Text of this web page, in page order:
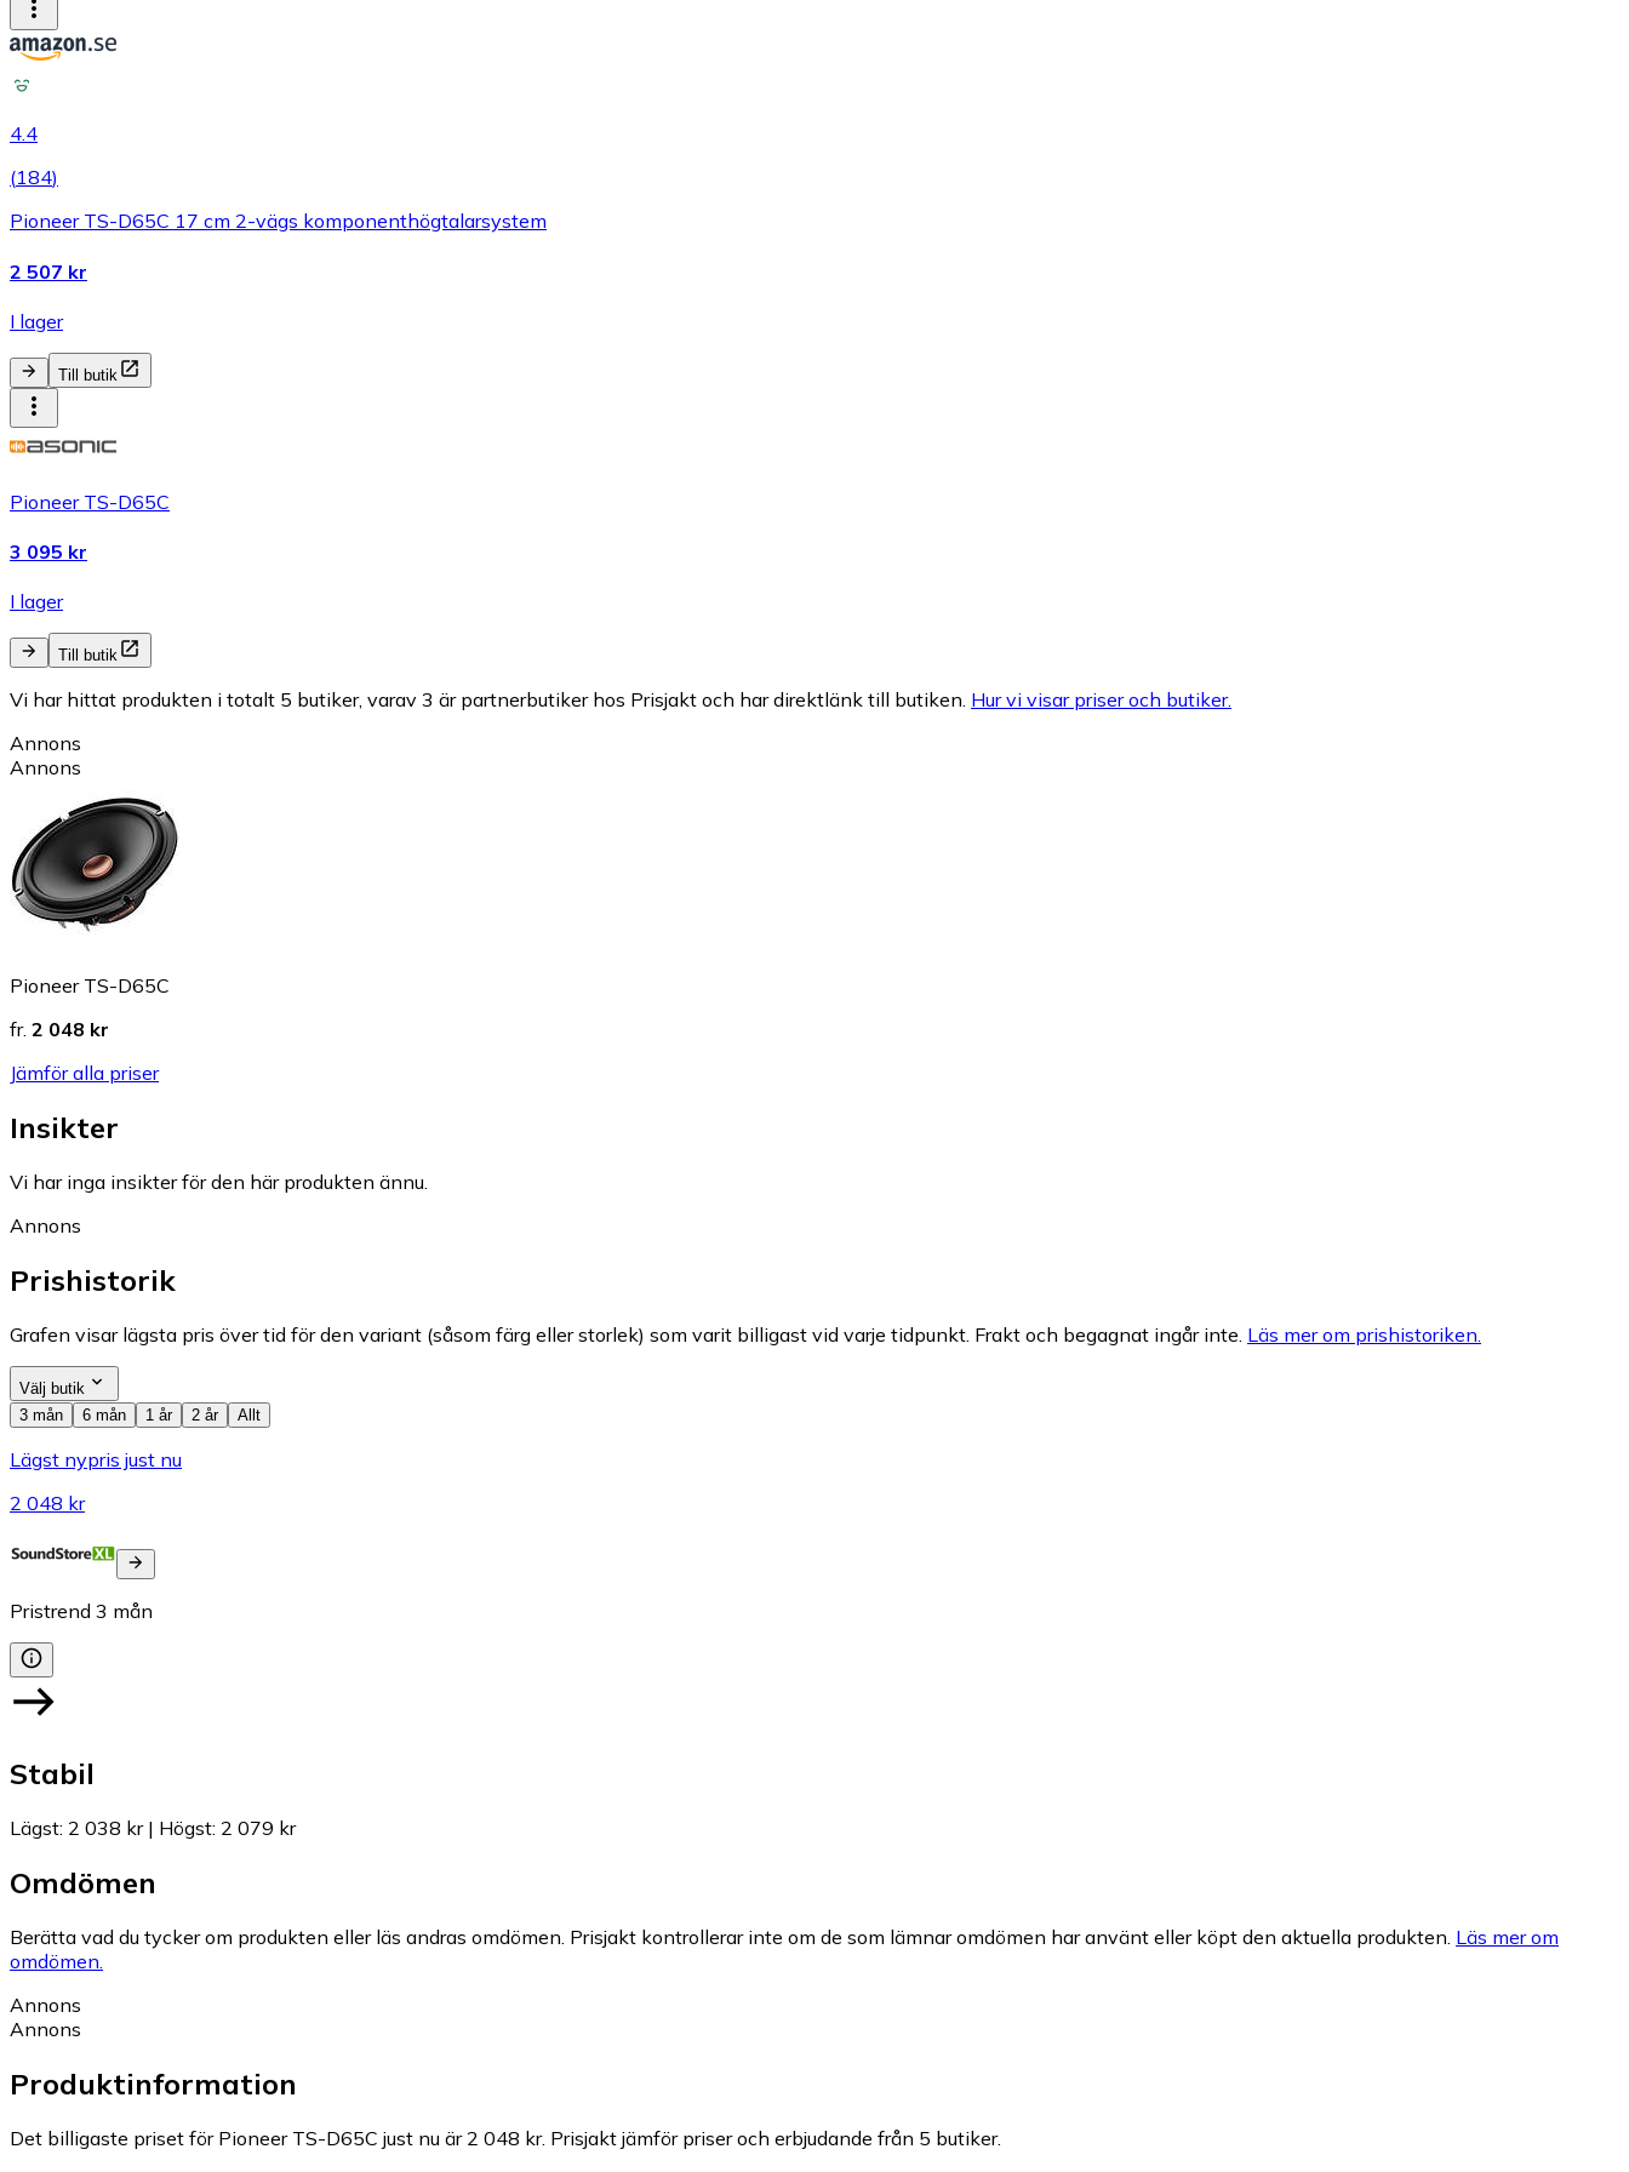
4.4
(184)
Pioneer TS-D65C 17 cm 2-vägs komponenthögtalarsystem
2 507 kr
I lager
Till butik
Pioneer TS-D65C
3 095 kr
I lager
Till butik
Vi har hittat produkten i totalt 5 butiker, varav 3 är partnerbutiker hos Prisjakt och har direktlänk till butiken. Hur vi visar priser och butiker.
Annons
Annons
Pioneer TS-D65C
fr. 2 048 kr
Jämför alla priser
Insikter
Vi har inga insikter för den här produkten ännu.
Annons
Prishistorik
Grafen visar lägsta pris över tid för den variant (såsom färg eller storlek) som varit billigast vid varje tidpunkt. Frakt och begagnat ingår inte. Läs mer om prishistoriken.
Välj butik
3 mån
6 mån 1 år 2 år Allt
Lägst nypris just nu
2 048 kr
Pristrend 3 mån
Stabil
Lägst: 2 038 kr| Högst: 2 079 kr
Omdömen
Berätta vad du tycker om produkten eller läs andras omdömen. Prisjakt kontrollerar inte om de som lämnar omdömen har använt eller köpt den aktuella produkten. Läs mer om
omdömen.
Annons
Annons
Produktinformation
Det billigaste priset för Pioneer TS-D65C just nu är 2 048 kr. Prisjakt jämför priser och erbjudande från 5 butiker.